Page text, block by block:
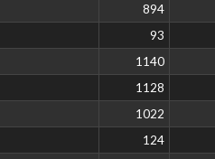
894
93
1140
1128
1022
124